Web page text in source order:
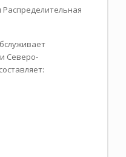
Северо-